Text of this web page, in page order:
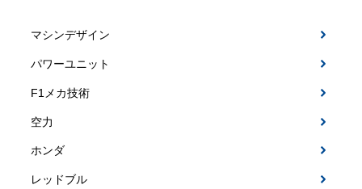
マシンデザイン
パワーユニット
F1メカ技術
空力
ホンダ
レッドブル